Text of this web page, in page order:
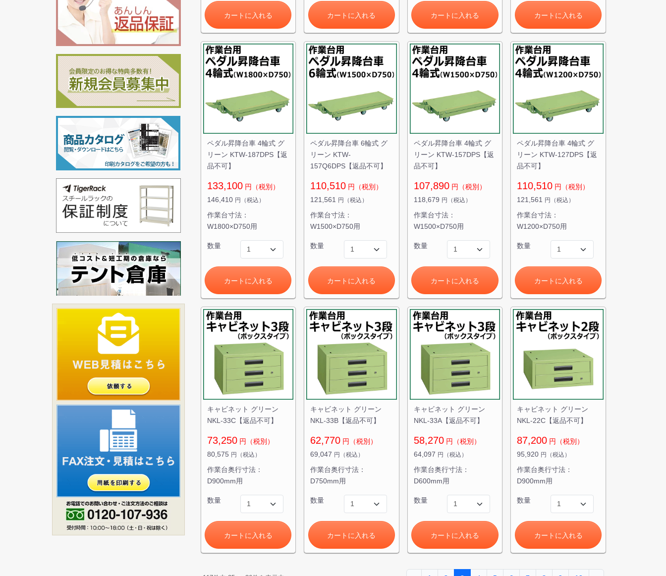
カートに入れる カートに入れる カートに入れる カートに入れる
ペダル昇降台車 4輪式 グ
リーン KTW-187DPS【返
品不可】
133,100円（税別）
146,410 円（税込）
作業台寸法：
W1800×D750用
数量
カートに入れる
ペダル昇降台車 6輪式 グ
リーン KTW-
157Q6DPS【返品不可】
110,510 円（税別）
121,561 円（税込）
作業台寸法：
W1500×D750用
数量
カートに入れる
ペダル昇降台車 4輪式 グ
リーン KTW-157DPS【返
品不可】
107,890円（税別）
118,679 円（税込）
作業台寸法：
W1500×D750用
数量
カートに入れる
ペダル昇降台車 4輪式 グ
リーン KTW-127DPS【返
品不可】
110,510 円（税別）
121,561 円（税込）
作業台寸法：
W1200×D750用
数量
カートに入れる
キャビネット グリーン
NKL-33C【返品不可】
73,250円（税別）
80,575 円（税込）
作業台奥行寸法：
D900mm用
数量
カートに入れる
キャビネット グリーン
NKL-33B【返品不可】
62,770 円（税別）
69,047 円（税込）
作業台奥行寸法：
D750mm用
数量
カートに入れる
キャビネット グリーン
NKL-33A【返品不可】
58,270円（税別）
64,097 円（税込）
作業台奥行寸法：
D600mm用
数量
カートに入れる
キャビネット グリーン
NKL-22C【返品不可】
87,200 円（税別）
95,920 円（税込）
作業台奥行寸法：
D900mm用
数量
カートに入れる